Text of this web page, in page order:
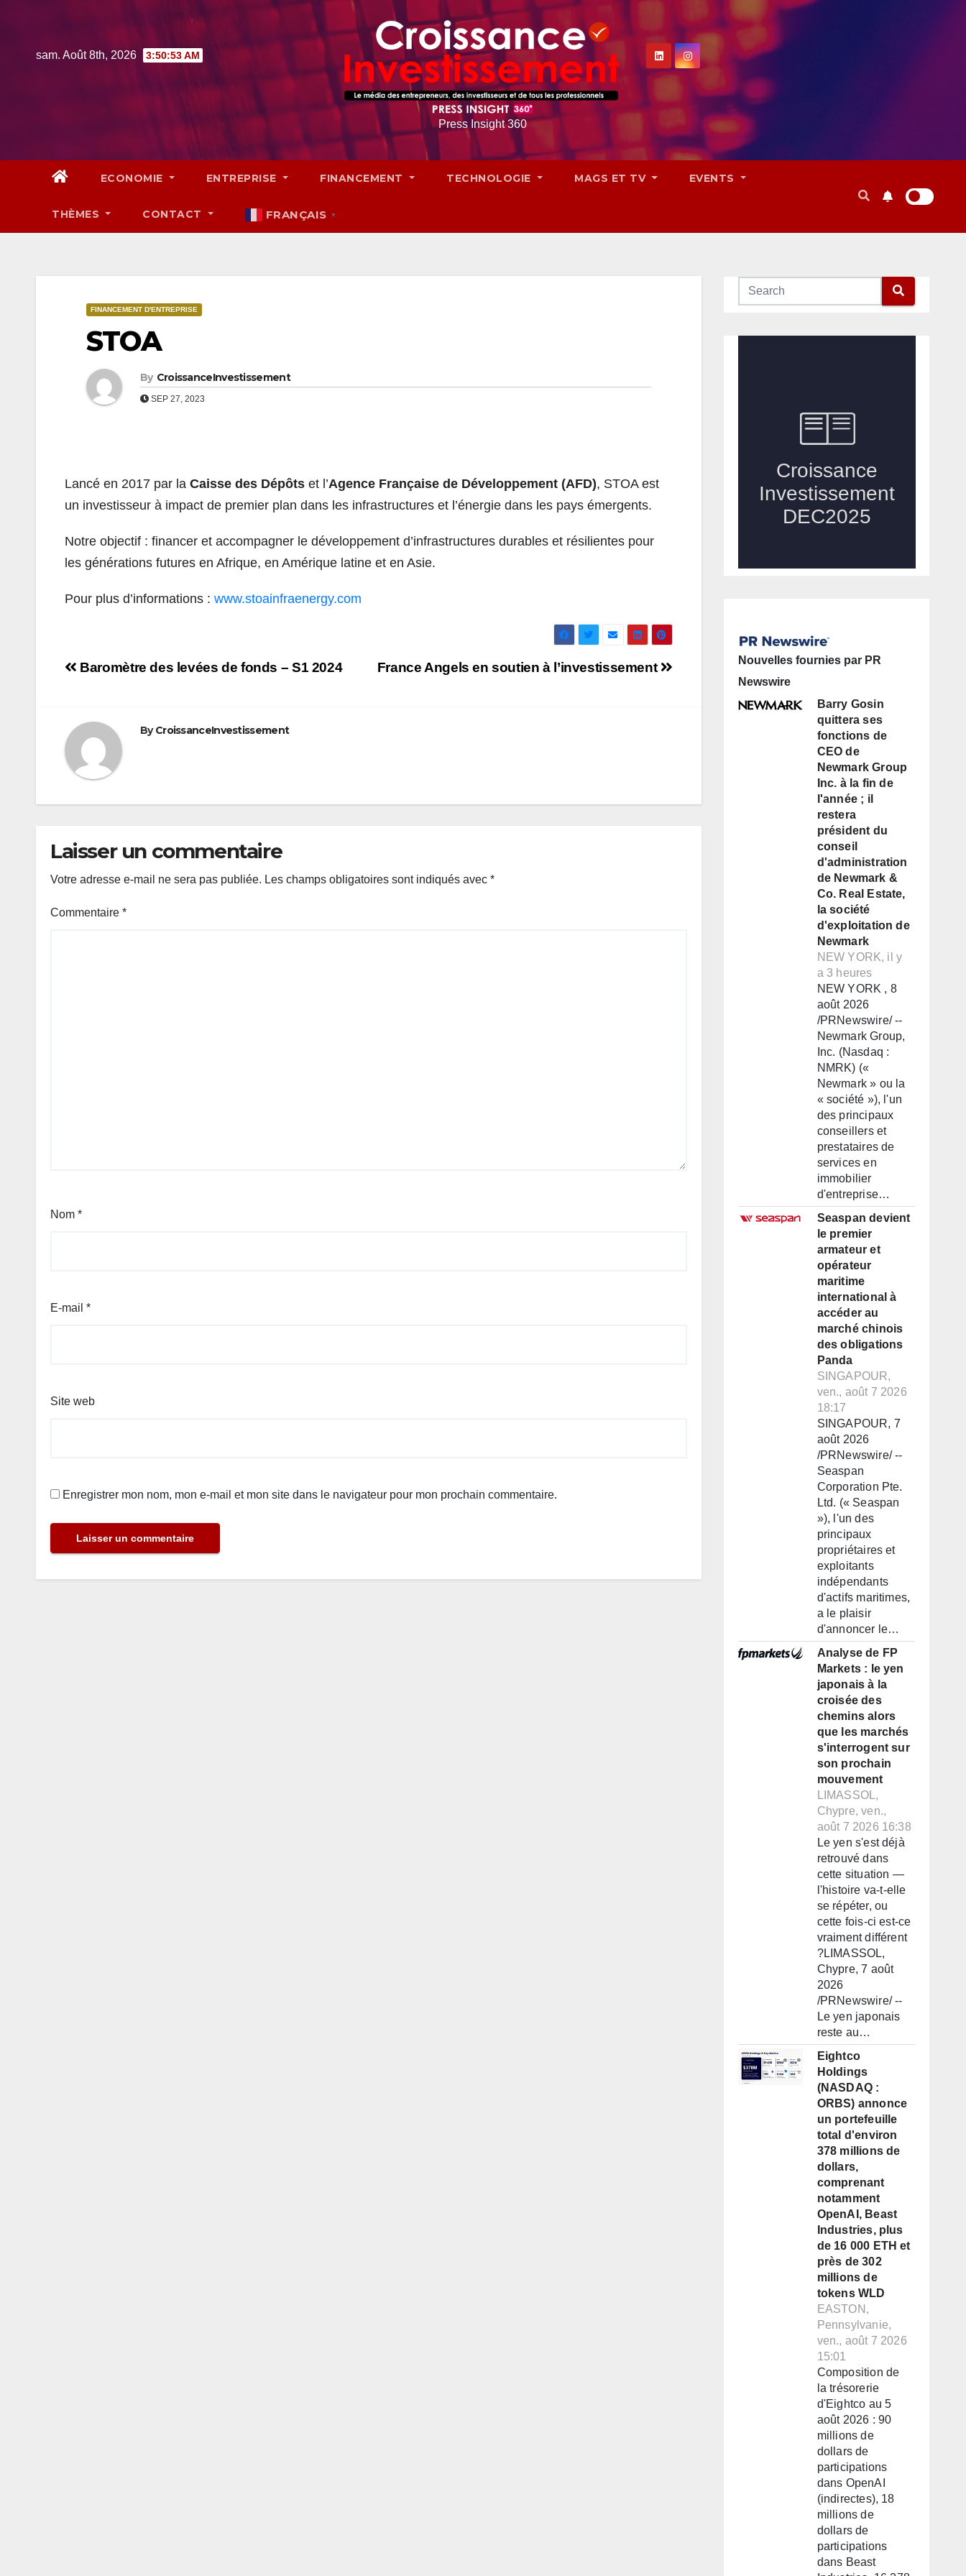
contentsam. Août 8th, 2026 3:50:54 AM
Press Insight 360
ECONOMIE ENTREPRISE FINANCEMENT TECHNOLOGIE MAGS ET TV EVENTS
THÈMES CONTACT FRANÇAIS ▼
FINANCEMENT D'ENTREPRISE
STOA
By CroissanceInvestissement
SEP 27, 2023
Lancé en 2017 par la Caisse des Dépôts et l’Agence Française de Développement (AFD), STOA est
un investisseur à impact de premier plan dans les infrastructures et l’énergie dans les pays émergents.
Notre objectif : financer et accompagner le développement d’infrastructures durables et résilientes pour
les générations futures en Afrique, en Amérique latine et en Asie.
Pour plus d’informations : www.stoainfraenergy.com
Navigation
l’article
France Angels en soutien à l’investissement
Baromètre des levées de fonds – S1 2024
ByCroissanceInvestissement
Laisser un commentaire
Votre adresse e-mail ne sera pas publiée. Les champs obligatoires sont indiqués avec *
Commentaire *
Nom *
E-mail *
Site web
Enregistrer mon nom, mon e-mail et mon site dans le navigateur pour mon prochain commentaire.
Nouvelles fournies par PR
Newswire
Barry Gosin
quittera ses
fonctions de
CEO de
Newmark Group
Inc. à la fin de
l'année ; il
restera
président du
conseil
d'administration
de Newmark &
Co. Real Estate,
la société
d'exploitation de
Newmark
NEW YORK, il y
a 3 heures
NEW YORK , 8
août 2026
/PRNewswire/ --
Newmark Group,
Inc. (Nasdaq :
NMRK) («
Newmark » ou la
« société »), l'un
des principaux
conseillers et
prestataires de
services en
immobilier
d'entreprise…
Seaspan devient
le premier
armateur et
opérateur
maritime
international à
accéder au
marché chinois
des obligations
Panda
SINGAPOUR,
ven., août 7 2026
18:17
SINGAPOUR, 7
août 2026
/PRNewswire/ --
Seaspan
Corporation Pte.
Ltd. (« Seaspan
»), l'un des
principaux
propriétaires et
exploitants
indépendants
d'actifs maritimes,
a le plaisir
d'annoncer le…
Analyse de FP
Markets : le yen
japonais à la
croisée des
chemins alors
que les marchés
s'interrogent sur
son prochain
mouvement
LIMASSOL,
Chypre, ven.,
août 7 2026 16:38
Le yen s'est déjà
retrouvé dans
cette situation —
l'histoire va-t-elle
se répéter, ou
cette fois-ci est-ce
vraiment différent
?LIMASSOL,
Chypre, 7 août
2026
/PRNewswire/ --
Le yen japonais
reste au…
Eightco
Holdings
(NASDAQ :
ORBS) annonce
un portefeuille
total d'environ
378 millions de
dollars,
comprenant
notamment
OpenAI, Beast
Industries, plus
de 16 000 ETH et
près de 302
millions de
tokens WLD
EASTON,
Pennsylvanie,
ven., août 7 2026
15:01
Composition de
la trésorerie
d'Eightco au 5
août 2026 : 90
millions de
dollars de
participations
dans OpenAI
(indirectes), 18
millions de
dollars de
participations
dans Beast